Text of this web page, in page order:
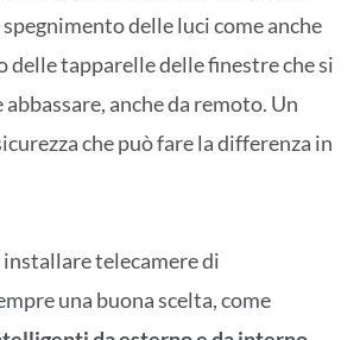
spegnimento delle luci come anche
delle tapparelle delle finestre che si
abbassare, anche da remoto. Un
che può fare la differenza in
installare telecamere di
una buona scelta, come